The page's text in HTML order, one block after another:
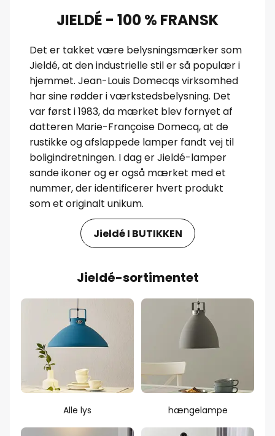
JIELDÉ - 100 % FRANSK
Det er takket være belysningsmærker som
Jieldé, at den industrielle stil er så populær i
hjemmet. Jean-Louis Domecqs virksomhed
har sine rødder i værkstedsbelysning. Det
var først i 1983, da mærket blev fornyet af
datteren Marie-Françoise Domecq, at de
rustikke og afslappede lamper fandt vej til
boligindretningen. I dag er Jieldé-lamper
sande ikoner og er også mærket med et
nummer, der identificerer hvert produkt
som et originalt unikum.
Jieldé I BUTIKKEN
Jieldé-sortimentet
Alle lys hængelampe